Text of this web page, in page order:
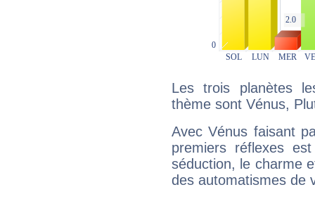
Les trois planètes
thème sont Vénus,
Avec Vénus faisant
premiers réflexes
séduction, le charme
des automatismes de